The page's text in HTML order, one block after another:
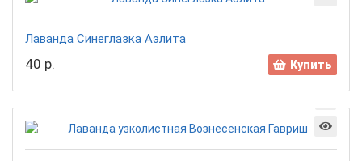
Лаванда Синеглазка Аэлита
40 р. Купить